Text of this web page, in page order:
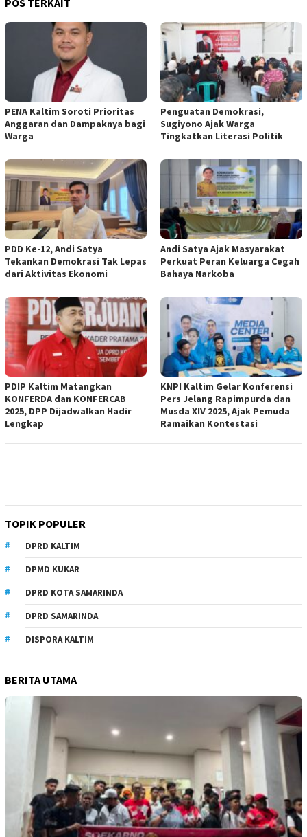
PENA Kaltim Soroti Prioritas
Anggaran dan Dampaknya bagi
Warga
Penguatan Demokrasi,
Sugiyono Ajak Warga
Tingkatkan Literasi Politik
PDD Ke-12, Andi Satya
Tekankan Demokrasi Tak Lepas
dari Aktivitas Ekonomi
Andi Satya Ajak Masyarakat
Perkuat Peran Keluarga Cegah
Bahaya Narkoba
PDIP Kaltim Matangkan
KONFERDA dan KONFERCAB
2025, DPP Dijadwalkan Hadir
Lengkap
KNPI Kaltim Gelar Konferensi
Pers Jelang Rapimpurda dan
Musda XIV 2025, Ajak Pemuda
Ramaikan Kontestasi
TOPIK POPULER
DPRD KALTIM
DPMD KUKAR
DPRD KOTA SAMARINDA
DPRD SAMARINDA
DISPORA KALTIM
BERITA UTAMA